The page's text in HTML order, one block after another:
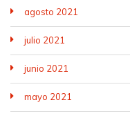
agosto 2021
julio 2021
junio 2021
mayo 2021